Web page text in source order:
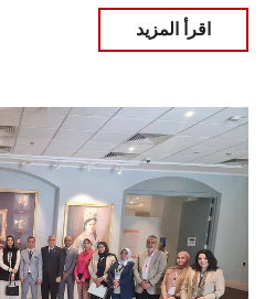
اقرأ المزيد